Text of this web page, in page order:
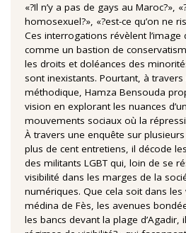
«?Il n’y a pas de gays au Maroc?»,
homosexuel?», «?est-ce qu’on ne
Ces interrogations révèlent l’image
comme un bastion de
les droits et doléances des
sont inexistants. Pourtant, à
méthodique, Hamza Bensouda
vision en explorant les nuances
mouvements sociaux où la
À travers une enquête sur
plus de cent entretiens, il décode
des militants LGBT qui, loin de se
visibilité dans les marges de la
numériques. Que cela soit dans les
médina de Fès, les avenues
les bancs devant la plage d’Agadir,